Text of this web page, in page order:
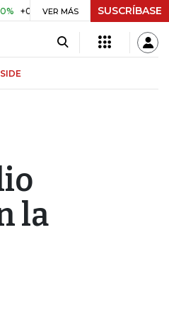
UVR $ 416,91 +$ 0,05
VER MÁS SUSCRÍBASE
la